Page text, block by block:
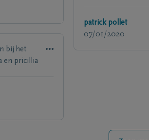
bij het
en pricillia
patrick pollet
07/01/2020